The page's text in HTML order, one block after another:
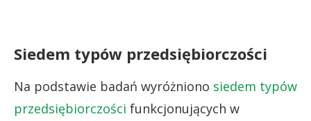
Siedem typów przedsiębiorczości
Na podstawie badań wyróżniono siedem typów
przedsiębiorczości funkcjonujących w